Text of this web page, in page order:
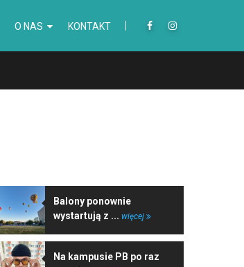
O NAS KONTAKT
Balony ponownie
wystartują z ... więcej
Na kampusie PB po raz